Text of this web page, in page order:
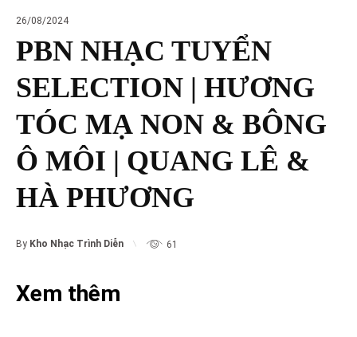
26/08/2024
PBN NHẠC TUYỂN
SELECTION | HƯƠNG
TÓC MẠ NON & BÔNG
Ô MÔI | QUANG LÊ &
HÀ PHƯƠNG
By Kho Nhạc Trình Diễn 61
Xem thêm